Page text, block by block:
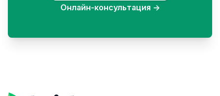
Онлайн-консультация →